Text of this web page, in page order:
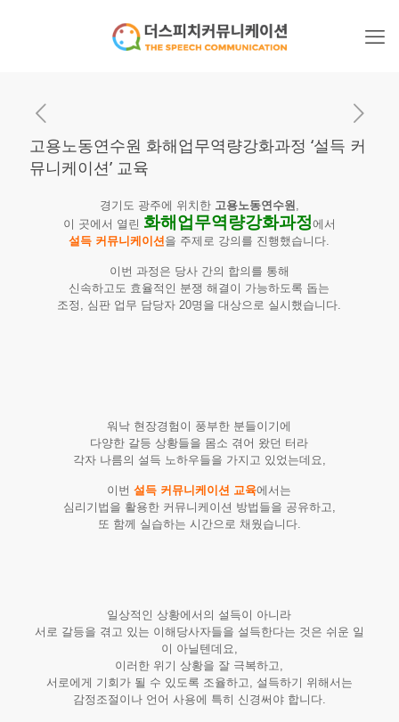
고용노동연수원 화해업무역량강화과정 ‘설득 커
뮤니케이션’ 교육
경기도 광주에 위치한 고용노동연수원 ,
이 곳에서 열린 화해업무역량강화과정에서
설득 커뮤니케이션을 주제로 강의를 진행했습니다.
이번 과정은 당사 간의 합의를 통해
신속하고도 효율적인 분쟁 해결이 가능하도록 돕는
조정, 심판 업무 담당자 20명을 대상으로 실시했습니다.
워낙 현장경험이 풍부한 분들이기에
다양한 갈등 상황들을 몸소 겪어 왔던 터라
각자 나름의 설득 노하우들을 가지고 있었는데요,
이번설득 커뮤니케이션 교육에서는
심리기법을 활용한 커뮤니케이션 방법들을 공유하고,
또 함께 실습하는 시간으로 채웠습니다.
일상적인 상황에서의 설득이 아니라
서로 갈등을 겪고 있는 이해당사자들을 설득한다는 것은 쉬운 일
이 아닐텐데요,
이러한 위기 상황을 잘 극복하고,
서로에게 기회가 될 수 있도록 조율하고, 설득하기 위해서는
감정조절이나 언어 사용에 특히 신경써야 합니다.